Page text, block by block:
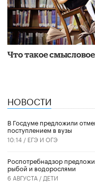
Что такое
НОВОСТИ
В Госдуме предложили
поступлением в вузы
10:14 / ЕГЭ И ОГЭ
Роспотребнадзор
рыбой и водорослями
6 АВГУСТА / ДЕТИ